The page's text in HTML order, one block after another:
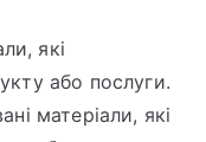
які
або послуги.
матеріали, які